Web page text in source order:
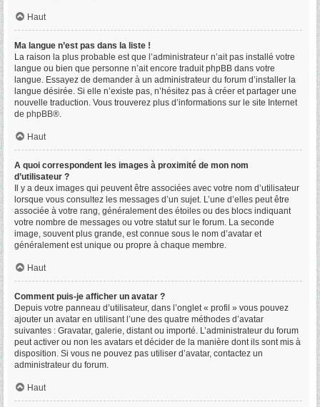
Haut
Ma langue n’est pas dans la liste !
La raison la plus probable est que l’administrateur n’ait pas installé votre
langue ou bien que personne n’ait encore traduit phpBB dans votre
langue. Essayez de demander à un administrateur du forum d’installer la
langue désirée. Si elle n’existe pas, n’hésitez pas à créer et partager une
nouvelle traduction. Vous trouverez plus d’informations sur le site Internet
de phpBB®.
Haut
A quoi correspondent les images à proximité de mon nom
d’utilisateur ?
Il y a deux images qui peuvent être associées avec votre nom d’utilisateur
lorsque vous consultez les messages d’un sujet. L’une d’elles peut être
associée à votre rang, généralement des étoiles ou des blocs indiquant
votre nombre de messages ou votre statut sur le forum. La seconde
image, souvent plus grande, est connue sous le nom d’avatar et
généralement est unique ou propre à chaque membre.
Haut
Comment puis-je afficher un avatar ?
Depuis votre panneau d’utilisateur, dans l’onglet « profil » vous pouvez
ajouter un avatar en utilisant l’une des quatre méthodes d’avatar
suivantes : Gravatar, galerie, distant ou importé. L’administrateur du forum
peut activer ou non les avatars et décider de la manière dont ils sont mis à
disposition. Si vous ne pouvez pas utiliser d’avatar, contactez un
administrateur du forum.
Haut